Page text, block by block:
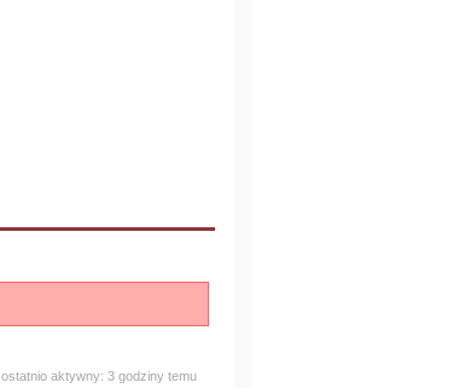
ostatnio aktywny: 3 godziny temu